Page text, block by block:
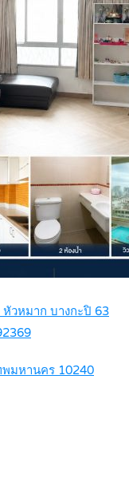
วหมาก บางกะปิ 63
พมหานคร 10240